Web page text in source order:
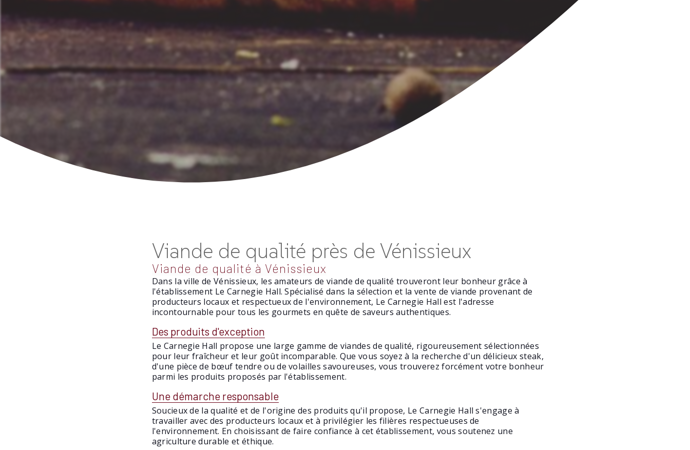
Viande de qualité près de Vénissieux
Viande de qualité à Vénissieux
Dans la ville de Vénissieux, les amateurs de viande de qualité trouveront leur bonheur grâce à
l'établissement Le Carnegie Hall. Spécialisé dans la sélection et la vente de viande provenant de
producteurs locaux et respectueux de l'environnement, Le Carnegie Hall est l'adresse
incontournable pour tous les gourmets en quête de saveurs authentiques.
Des produits d'exception
Le Carnegie Hall propose une large gamme de viandes de qualité, rigoureusement sélectionnées
pour leur fraîcheur et leur goût incomparable. Que vous soyez à la recherche d'un délicieux steak,
d'une pièce de bœuf tendre ou de volailles savoureuses, vous trouverez forcément votre bonheur
parmi les produits proposés par l'établissement.
Une démarche responsable
Soucieux de la qualité et de l'origine des produits qu'il propose, Le Carnegie Hall s'engage à
travailler avec des producteurs locaux et à privilégier les filières respectueuses de
l'environnement. En choisissant de faire confiance à cet établissement, vous soutenez une
agriculture durable et éthique.